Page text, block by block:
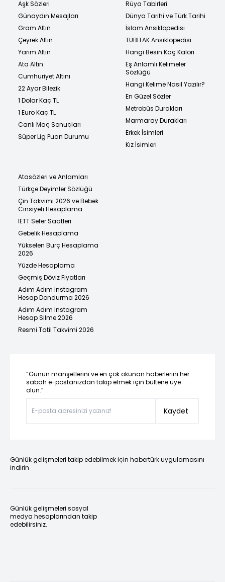
Aşk Sözleri
Günaydın Mesajları
Gram Altın
Çeyrek Altın
Yarım Altın
Ata Altın
Cumhuriyet Altını
22 Ayar Bilezik
1 Dolar Kaç TL
1 Euro Kaç TL
Canlı Maç Sonuçları
Süper Lig Puan Durumu
Rüya Tabirleri
Dünya Tarihi ve Türk Tarihi
İslam Ansiklopedisi
TÜBİTAK Ansiklopedisi
Hangi Besin Kaç Kalori
Eş Anlamlı Kelimeler
Sözlüğü
Hangi Kelime Nasıl Yazılır?
En Güzel Sözler
Metrobüs Durakları
Marmaray Durakları
Erkek İsimleri
Kız İsimleri
Atasözleri ve Anlamları
Türkçe Deyimler Sözlüğü
Çin Takvimi 2026 ve Bebek
Cinsiyeti Hesaplama
İETT Sefer Saatleri
Gebelik Hesaplama
Yükselen Burç Hesaplama
2026
Yüzde Hesaplama
Geçmiş Döviz Fiyatları
Adım Adım Instagram
Hesap Dondurma 2026
Adım Adım Instagram
Hesap Silme 2026
Resmi Tatil Takvimi 2026
“Günün manşetlerini ve en çok okunan haberlerini her
sabah e-postanızdan takip etmek için bültene üye
olun.”
Kaydet
Günlük gelişmeleri takip edebilmek için habertürk uygulamasını
indirin
Günlük gelişmeleri sosyal
medya hesaplarından takip
edebilirsiniz.